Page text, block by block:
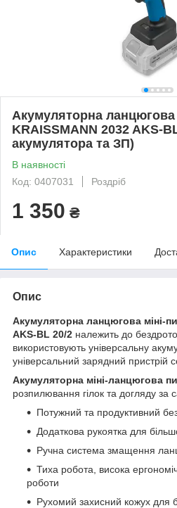
Акумуляторна ланцюгова
KRAISSMANN 2032 AKS-
акумулятора та ЗП)
В наявності
Код: 0407031
Роздріб
1 350 ₴
Опис Характеристики
Опис
Акумуляторна ланцюгова міні-
AKS-BL 20/2 належить до
використовують універсальну
універсальний зарядний пристрій
Акумуляторна міні-ланцюгова
розпилювання гілок та догляду за
Потужний та продуктивний
Додаткова рукоятка для
Ручна система змащення
Тиха робота, висока
роботи
Рухомий захисний кожух для